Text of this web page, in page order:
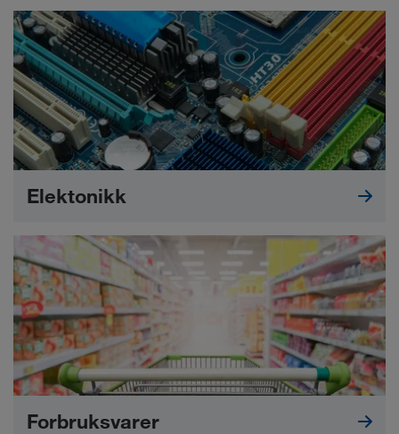
Elektonikk
Forbruksvarer